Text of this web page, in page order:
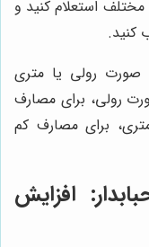
مختلف استعلام کنید و
کنید.
صورت رولی یا متری
رولی، برای مصارف
برای مصارف کم
افزایش